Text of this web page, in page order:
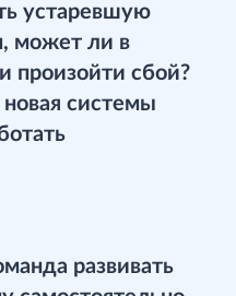
устаревшую
может ли в
произойти сбой?
системы
развивать